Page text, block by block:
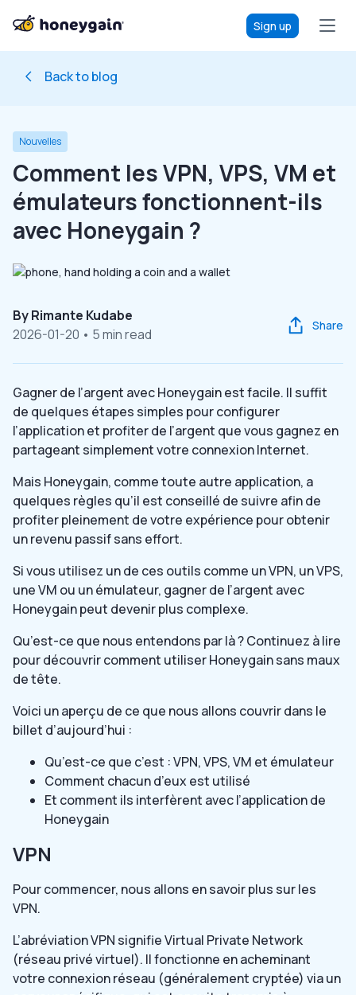
Sign up
Back to blog
Nouvelles
Comment les VPN, VPS, VM et
émulateurs fonctionnent-ils
avec Honeygain ?
ByRimante Kudabe
2026-01-20 • 5 min read
Share
Gagner de l’argent avec Honeygain est facile. Il suffit
de quelques étapes simples pour configurer
l’application et profiter de l’argent que vous gagnez en
partageant simplement votre connexion Internet.
Mais Honeygain, comme toute autre application, a
quelques règles qu’il est conseillé de suivre afin de
profiter pleinement de votre expérience pour obtenir
un revenu passif sans effort.
Si vous utilisez un de ces outils comme un VPN, un VPS,
une VM ou un émulateur, gagner de l’argent avec
Honeygain peut devenir plus complexe.
Qu’est-ce que nous entendons par là ? Continuez à lire
pour découvrir comment utiliser Honeygain sans maux
de tête.
Voici un aperçu de ce que nous allons couvrir dans le
billet d’aujourd’hui :
Qu’est-ce que c’est : VPN, VPS, VM et émulateur
Comment chacun d’eux est utilisé
Et comment ils interfèrent avec l’application de
Honeygain
VPN
Pour commencer, nous allons en savoir plus sur les
VPN.
L’abréviation VPN signifie Virtual Private Network
(réseau privé virtuel). Il fonctionne en acheminant
votre connexion réseau (généralement cryptée) via un